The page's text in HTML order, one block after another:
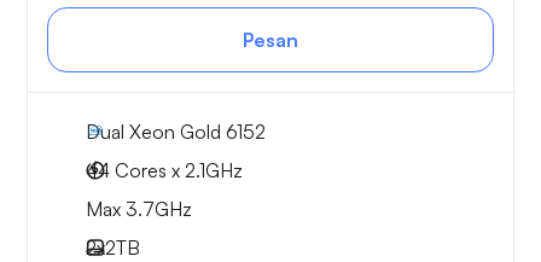
Pesan
Dual Xeon Gold 6152
44 Cores x 2.1GHz
Max 3.7GHz
2x2TB